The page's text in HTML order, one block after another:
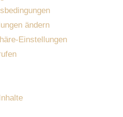
ändern
Einstellungen